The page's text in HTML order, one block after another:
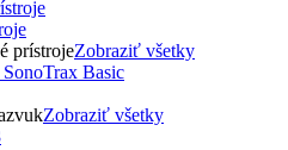
prístrojeZobraziť všetky
Zobraziť všetky